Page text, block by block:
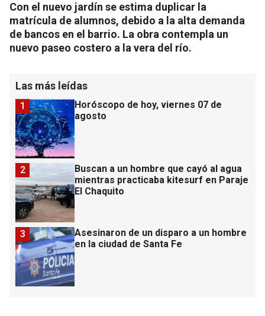
Con el nuevo jardín se estima duplicar la
matrícula de alumnos, debido a la alta demanda
de bancos en el barrio. La obra contempla un
nuevo paseo costero a la vera del río.
Las más leídas
Horóscopo de hoy, viernes 07 de
agosto
1
Buscan a un hombre que cayó al agua
mientras practicaba kitesurf en Paraje
El Chaquito
2
Asesinaron de un disparo a un hombre
en la ciudad de Santa Fe
3